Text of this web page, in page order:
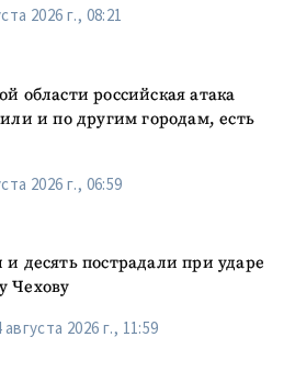
2026 г., 08:21
области российская атака
и по другим городам, есть
2026 г., 06:59
десять пострадали при ударе
Чехову
августа 2026 г., 11:59